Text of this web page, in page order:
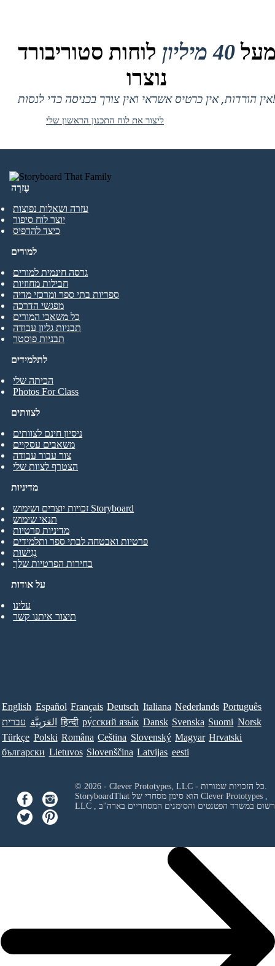
40 מיליון
לוחות סטוריבורד
נוצרו
אין הורדות, אין כרטיס אשראי ואין צורך בכניסה כדי לנסות!
ליצור את לוח התכנון הראשון שלי
עֶזרָה
עזרה ושאלות נפוצות
יוצר לוח סיפור
כיצד להדפיס
לתלמידים
הכיתה שלי
Photos For Class
למורים
גרסה חינמית למורים
חבילות מחוזיות
ספריות בתי ספר ומרכזי מדיה
מפגשי הדרכה
כל משאבי המורים
תבניות גליון עבודה
תבניות פוסטר
לצוותים
ניסיון חינם לצוותים
משאבים עסקיים
צור עבור עבודה
הצטרף לצוות שלי
על אודות
עלינו
תיצור איתנו קשר
מדיניות
זכויות יוצרים ושימוש Storyboard
תנאי שימוש
מדיניות פרטיות
פרטיות ואבטחה לבתי ספר ותלמידים
נְגִישׁוּת
בחירות הפרטיות שלך
English Español Français Deutsch Italiana Nederlands Português
עברית العَرَبِيَّة हिन्दी ру́сский язы́к Dansk Svenska Suomi Norsk
Türkçe Polski Româna Ceština Slovenský Magyar Hrvatski
български Lietuvos Slovenščina Latvijas eesti
© 2026 - Clever Prototypes, LLC - כל הזכויות שמורות.
Clever Prototypes ,
LLC
ורשום במשרד הפטנטים והסימנים המסחריים בארה"ב